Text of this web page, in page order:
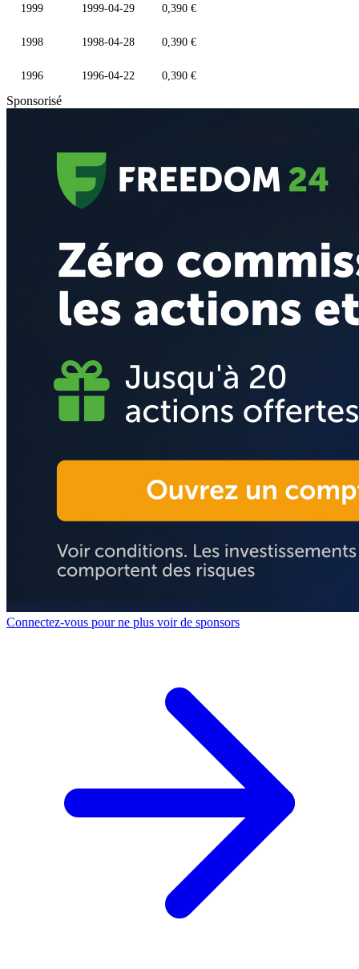
1999 1999-04-29 0,390 €
1998 1998-04-28 0,390 €
1996 1996-04-22 0,390 €
Sponsorisé
Connectez-vous pour ne plus voir de sponsors